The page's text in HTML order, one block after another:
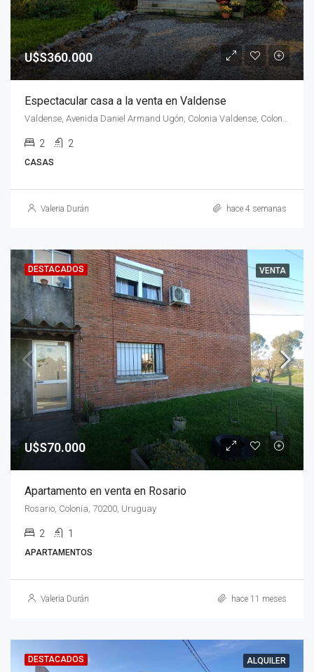
U$S360.000
Espectacular casa a la venta en Valdense
Valdense, Avenida Daniel Armand Ugón, Colonia Valdense, Colonia, 70202, Uruguay
2 2
CASAS
Valeria Durán hace 4 semanas
DESTACADOS VENTA
U$S70.000
Apartamento en venta en Rosario
Rosario, Colonia, 70200, Uruguay
2 1
APARTAMENTOS
Valeria Durán hace 11 meses
DESTACADOS ALQUILER